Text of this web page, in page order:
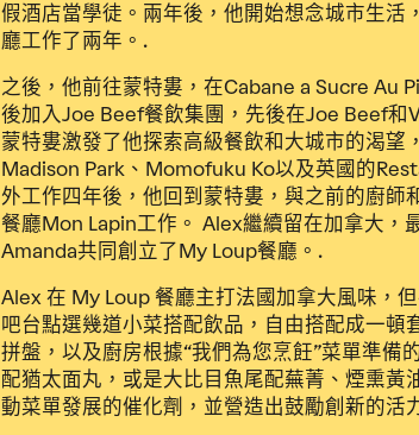
假酒店當學徒。兩年後，他開始想念城市生活
廳工作了兩年。.
之後，他前往蒙特婁，在Cabane a Sucre Au
後加入Joe Beef餐飲集團，先後在Joe Beef和
蒙特婁激發了他探索高級餐飲和大城市的渴望
Madison Park、Momofuku Ko以及英國的
外工作四年後，他回到蒙特婁，與之前的廚師
餐廳Mon Lapin工作。 Alex繼續留在加拿大，
Amanda共同創立了My Loup餐廳。.
Alex 在 My Loup 餐廳主打法國加拿大風味，
吧台點選幾道小菜搭配飲品，自由搭配成一頓
拼盤，以及廚房根據“我們為您烹飪”菜單準
配猶太面丸，或是大比目魚尾配蕪菁、煙熏黃
動菜單發展的催化劑，並營造出鼓勵創新的活